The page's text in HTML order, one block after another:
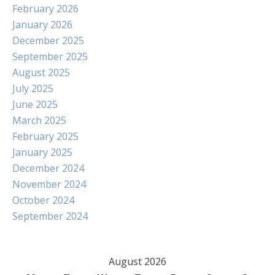
February 2026
January 2026
December 2025
September 2025
August 2025
July 2025
June 2025
March 2025
February 2025
January 2025
December 2024
November 2024
October 2024
September 2024
August 2026